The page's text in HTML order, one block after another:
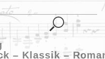
– Klassik –